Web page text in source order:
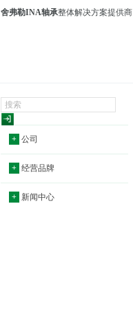
舍弗勒INA轴承整体解决方案提供商
+ 公司
+ 经营品牌
+ 新闻中心